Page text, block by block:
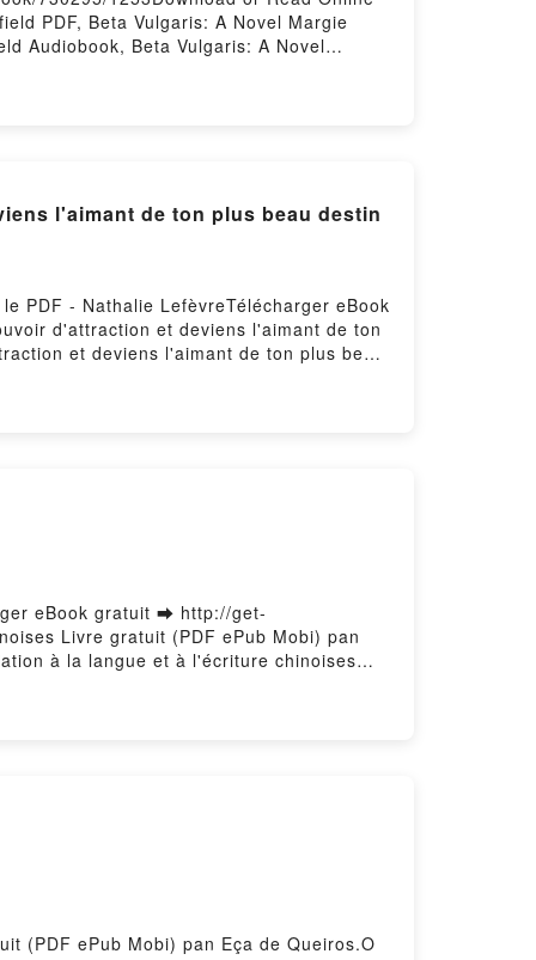
PDF, Beta Vulgaris: A Novel Margie
Audiobook, Beta Vulgaris: A Novel
l'aimant de ton plus beau destin
PDF - Nathalie LefèvreTélécharger eBook
d'attraction et deviens l'aimant de ton
et deviens l'aimant de ton plus beau
en ligne , Irrésistible - Déploie ton
gratuitPowered by Firstory Hosting
eBook gratuit ➡ http://get-
Livre gratuit (PDF ePub Mobi) pan
à la langue et à l'écriture chinoises
VK, Méthode d'initiation à la
(PDF ePub Mobi) pan Eça de Queiros.O